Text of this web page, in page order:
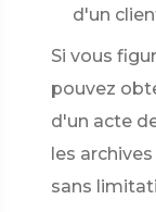
d'un
Si vous
pouvez
d'un acte
les
sans